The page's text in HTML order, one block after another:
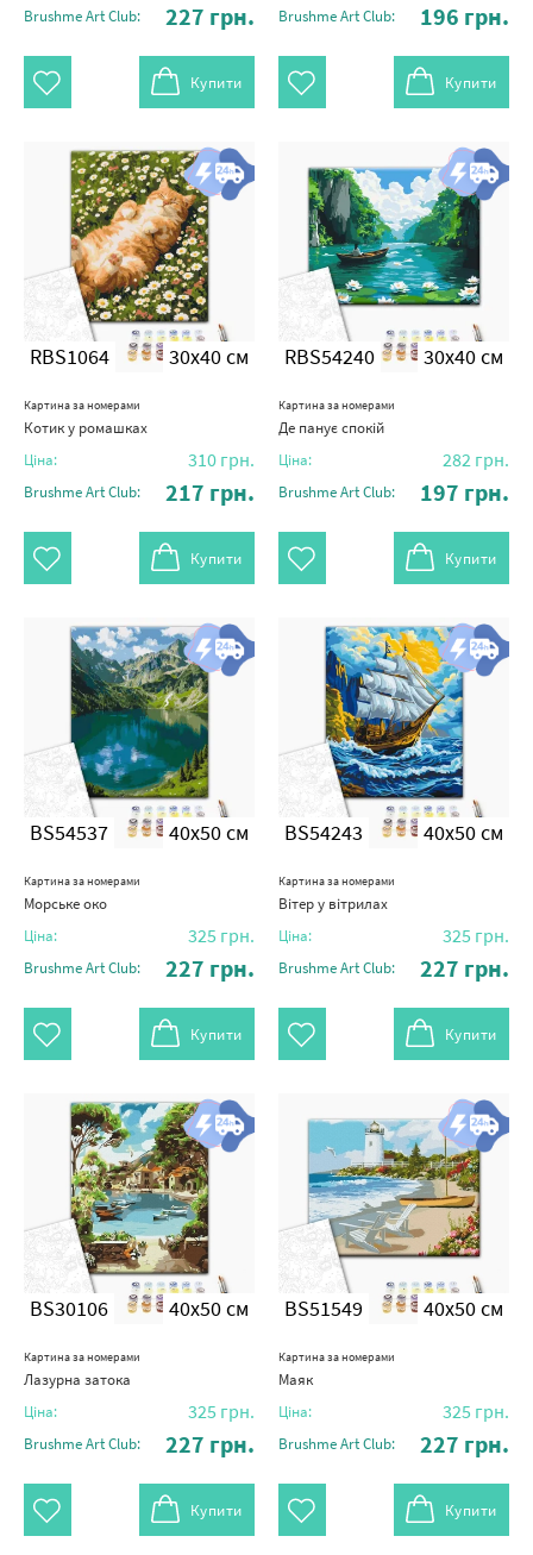
Brushme Art Club: 227 грн.
Купити
Brushme Art Club: 196 грн.
Купити
RBS1064 30x40 см
Картина за номерами
Котик у ромашках
Ціна: 310 грн.
Brushme Art Club: 217 грн.
Купити
RBS54240 30x40 см
Картина за номерами
Де панує спокій
Ціна: 282 грн.
Brushme Art Club: 197 грн.
Купити
BS54537 40x50 см
Картина за номерами
Морське око
Ціна: 325 грн.
Brushme Art Club: 227 грн.
Купити
BS54243 40x50 см
Картина за номерами
Вітер у вітрилах
Ціна: 325 грн.
Brushme Art Club: 227 грн.
Купити
BS30106 40x50 см
Картина за номерами
Лазурна затока
Ціна: 325 грн.
Brushme Art Club: 227 грн.
Купити
BS51549 40x50 см
Картина за номерами
Маяк
Ціна: 325 грн.
Brushme Art Club: 227 грн.
Купити